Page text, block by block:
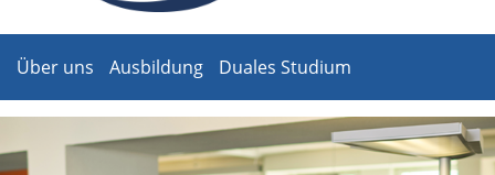
Über uns Ausbildung Duales Studium